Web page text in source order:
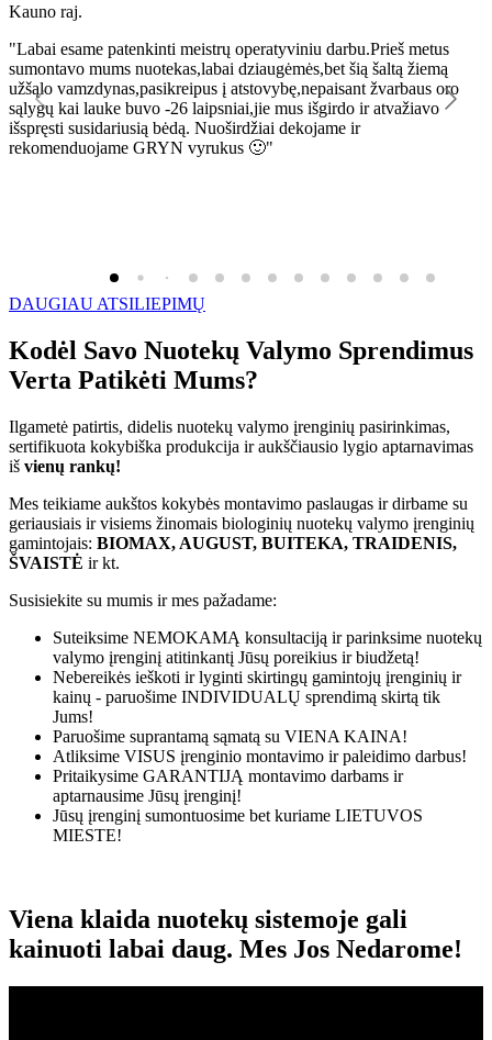
Kauno raj.
"Labai esame patenkinti meistrų operatyviniu darbu.Prieš metus
sumontavo mums nuotekas,labai dziaugėmės,bet šią šaltą žiemą
užšąlo vamzdynas,pasikreipus į atstovybę,nepaisant žvarbaus oro
sąlygų kai lauke buvo -26 laipsniai,jie mus išgirdo ir atvažiavo
išspręsti susidariusią bėdą. Nuoširdžiai dekojame ir
rekomenduojame GRYN vyrukus 🙂"
DAUGIAU ATSILIEPIMŲ
Kodėl Savo Nuotekų Valymo Sprendimus
Verta Patikėti Mums?
Ilgametė patirtis, didelis nuotekų valymo įrenginių pasirinkimas,
sertifikuota kokybiška produkcija ir aukščiausio lygio aptarnavimas
iš vienų rankų!
Mes teikiame aukštos kokybės montavimo paslaugas ir dirbame su
geriausiais ir visiems žinomais biologinių nuotekų valymo įrenginių
gamintojais: BIOMAX, AUGUST, BUITEKA, TRAIDENIS,
ŠVAISTĖ ir kt.
Susisiekite su mumis ir mes pažadame:
Suteiksime NEMOKAMĄ konsultaciją ir parinksime nuotekų
valymo įrenginį atitinkantį Jūsų poreikius ir biudžetą!
Nebereikės ieškoti ir lyginti skirtingų gamintojų įrenginių ir
kainų - paruošime INDIVIDUALŲ sprendimą skirtą tik
Jums!
Paruošime suprantamą sąmatą su VIENA KAINA!
Atliksime VISUS įrenginio montavimo ir paleidimo darbus!
Pritaikysime GARANTIJĄ montavimo darbams ir
aptarnausime Jūsų įrenginį!
Jūsų įrenginį sumontuosime bet kuriame LIETUVOS
MIESTE!
Viena klaida nuotekų sistemoje gali
kainuoti labai daug. Mes Jos Nedarome!